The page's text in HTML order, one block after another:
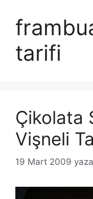
tarifi
Çikolata
Vişneli
19 Mart 2009